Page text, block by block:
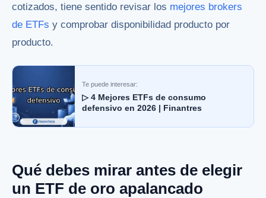
cotizados, tiene sentido revisar los mejores brokers
de ETFs y comprobar disponibilidad producto por
producto.
Te puede interesar:
▷ 4 Mejores ETFs de consumo
defensivo en 2026 | Finantres
Qué debes mirar antes de elegir
un ETF de oro apalancado